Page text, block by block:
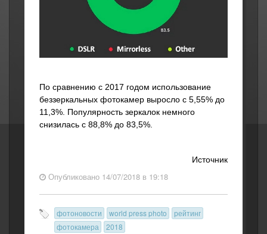
По сравнению с 2017 годом использование
беззеркальных фотокамер выросло с 5,55% до
11,3%. Популярность зеркалок немного
снизилась с 88,8% до 83,5%.
Источник
Опубликовано 14/07/2018 в 19:18
фотоновости world press photo
рейтинг
фотокамера
2018